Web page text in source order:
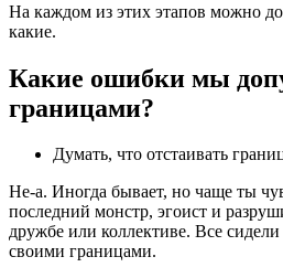
На каждом из этих этапов можно
какие.
Какие ошибки мы
границами?
Думать, что отстаивать
Не-а. Иногда бывает, но чаще ты
последний монстр, эгоист и
дружбе или коллективе. Все
своими границами.